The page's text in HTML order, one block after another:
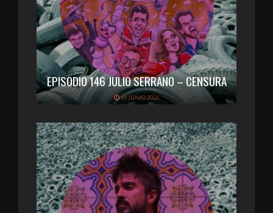
EPISODIO 146 JULIO SERRANO – CENSURA
14 JUNIO 2026